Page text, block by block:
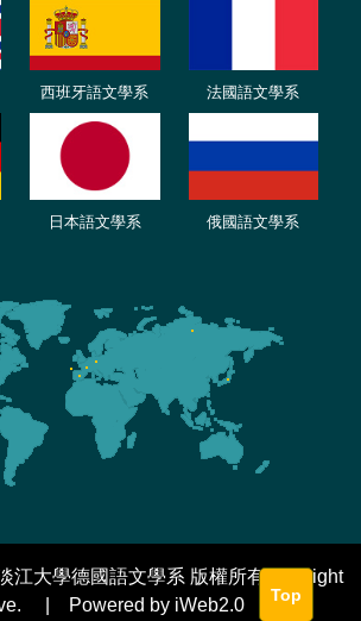
西班牙語文學系 法國語文學系
日本語文學系 俄國語文學系
江大學德國語文學系 版權所有 All Right
| Powered by iWeb2.0
Top